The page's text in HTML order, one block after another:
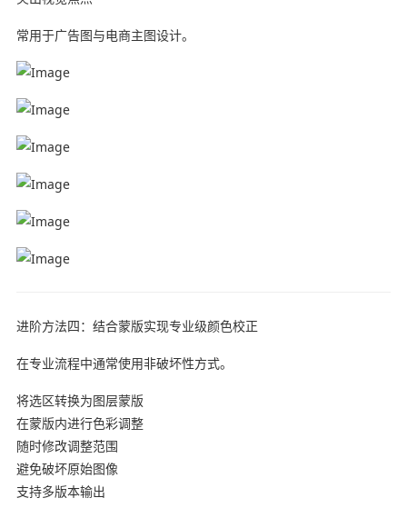
常用于广告图与电商主图设计。
进阶方法四：结合蒙版实现专业级颜色校正
在专业流程中通常使用非破坏性方式。
将选区转换为图层蒙版
在蒙版内进行色彩调整
随时修改调整范围
避免破坏原始图像
支持多版本输出